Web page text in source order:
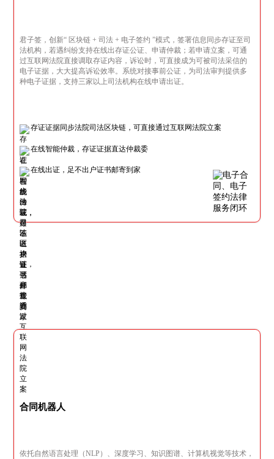
君子签，创新“ 区块链 + 司法 + 电子签约 ”模式，签署信息同步存证至司
法机构，若遇纠纷支持在线出存证公证、申请仲裁；若申请立案，可通
过互联网法院直接调取存证内容，诉讼时，可直接成为可被司法采信的
电子证据，大大提高诉讼效率。系统对接事前公证，为司法审判提供多
种电子证据，支持三家以上司法机构在线申请出证。
存证证据同步法院司法区块链，可直接通过互联网法院立案
在线智能仲裁，存证证据直达仲裁委
在线出证，足不出户证书邮寄到家
合同机器人
依托自然语言处理（NLP）、深度学习、知识图谱、计算机视觉等技术，